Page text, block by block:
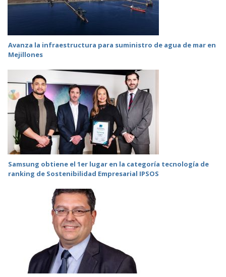
Avanza la infraestructura para suministro de agua de mar en
Mejillones
Samsung obtiene el 1er lugar en la categoría tecnología de
ranking de Sostenibilidad Empresarial IPSOS